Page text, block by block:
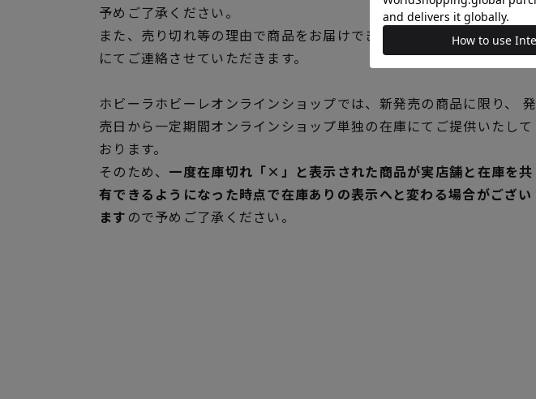
予めご了承ください。
また、売り切れ等の理由で商品をお届けできない場合は、別途メール
にてご連絡させていただきます。
ホビーラホビーレオンラインショップでは、新発売の商品に限り、 発
売日から一定期間オンラインショップ単独の在庫にてご提供いたして
おります。
そのため、 一度在庫切れ「×」と表示された商品が実店舗と在庫を共
有できるようになった時点で在庫ありの表示へと変わる場合がござい
ます ので予めご了承ください。